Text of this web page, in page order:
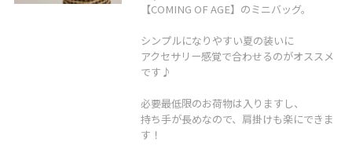
【COMING OF AGE】のミニバッグ。
シンプルになりやすい夏の装いに
アクセサリー感覚で合わせるのがオススメ
です♪
必要最低限のお荷物は入りますし、
持ち手が長めなので、肩掛けも楽にできま
す！